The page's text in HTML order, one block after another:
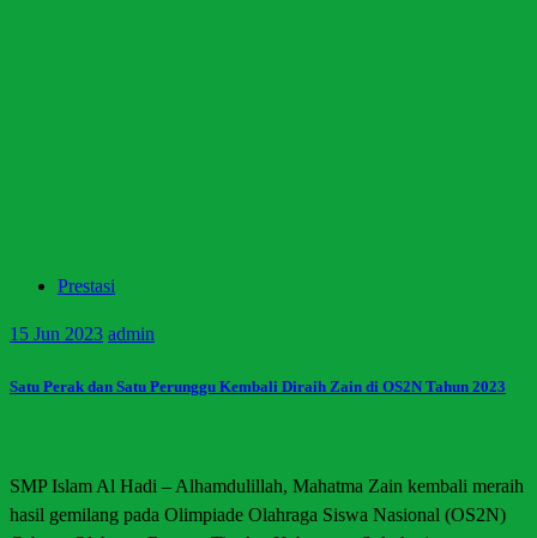
Prestasi
15 Jun 2023 admin
Satu Perak dan Satu Perunggu Kembali Diraih Zain di OS2N Tahun 2023
SMP Islam Al Hadi – Alhamdulillah, Mahatma Zain kembali meraih
hasil gemilang pada Olimpiade Olahraga Siswa Nasional (OS2N)